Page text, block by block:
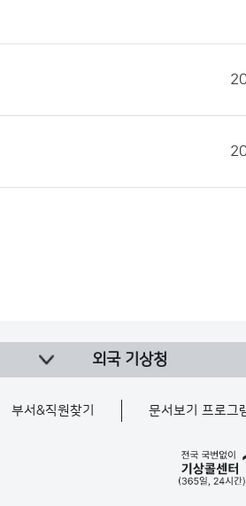
외국 기상청
부서&직원찾기 문서보기 프로그